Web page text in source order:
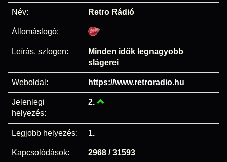
Név: Retro Rádió
Állomáslogó:
Leírás, szlogen:
Minden idők legnagyobb
slágerei
Weboldal: https://www.retroradio.hu
Jelenlegi
helyezés:
2.
Legjobb helyezés: 1.
Kapcsolódások: 2968 / 31593